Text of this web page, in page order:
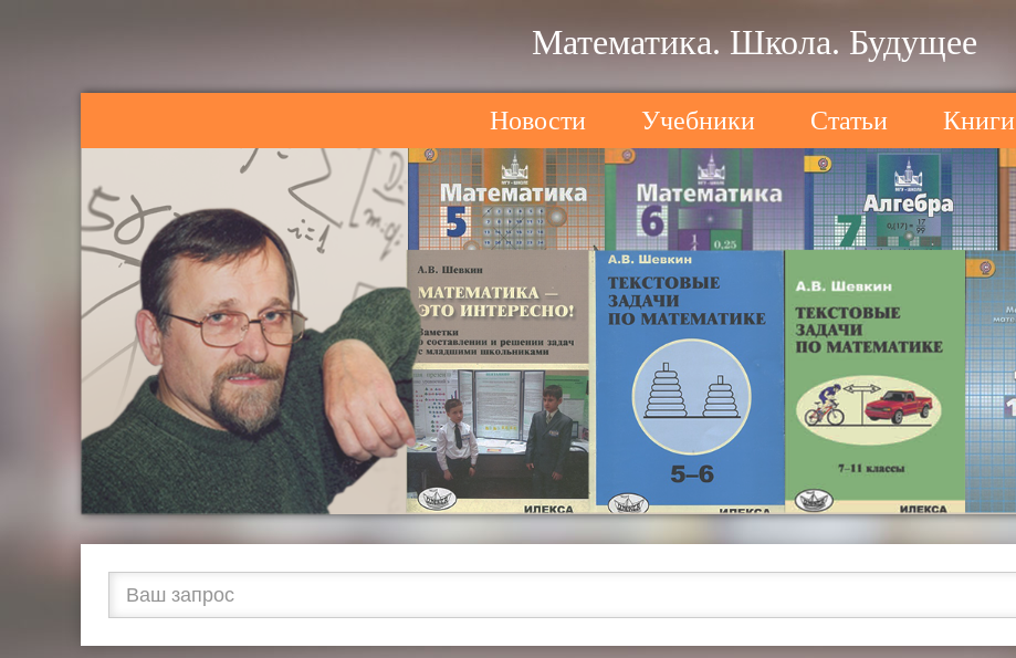
Математика. Школа. Будущее
Новости Учебники Статьи Книги